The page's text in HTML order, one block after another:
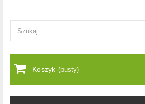
Koszyk (pusty)